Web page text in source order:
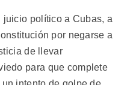
juicio político a Cubas, a
por negarse a
de llevar
para que complete